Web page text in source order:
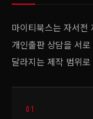
마이티북스는 자서전
개인출판 상담을 서
달라지는 제작 범위
01